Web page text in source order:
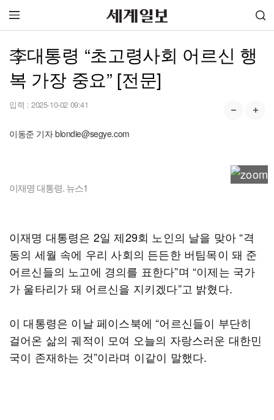
李대통령 “초고령사회 어르신 행
복 가장 중요” [전문]
입력 : 2025-10-02 09:41
이동준 기자 blondie@segye.com
이재명 대통령. 뉴스1
이재명 대통령은 2일 제29회 노인의 날을 맞아 “격
동의 세월 속에 우리 사회의 든든한 버팀목이 돼 준
어르신들의 노고에 경의를 표한다”며 “이제는 국가
가 울타리가 돼 어르신을 지키겠다”고 밝혔다.
이 대통령은 이날 페이스북에 “어르신들이 부단히
걸어온 삶의 궤적이 모여 오늘의 자랑스러운 대한민
국이 존재하는 것”이라며 이같이 말했다.